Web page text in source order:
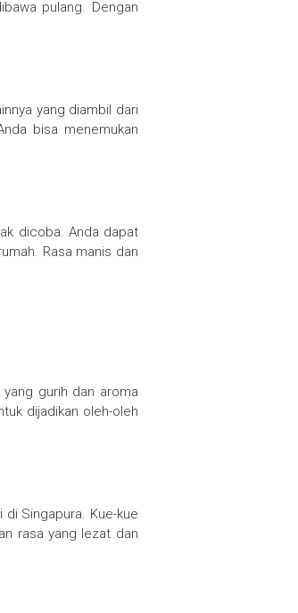
pulang. Dengan
yang diambil dari
bisa menemukan
dicoba. Anda dapat
Rasa manis dan
gurih dan aroma
dijadikan oleh-oleh
Singapura. Kue-kue
rasa yang lezat dan